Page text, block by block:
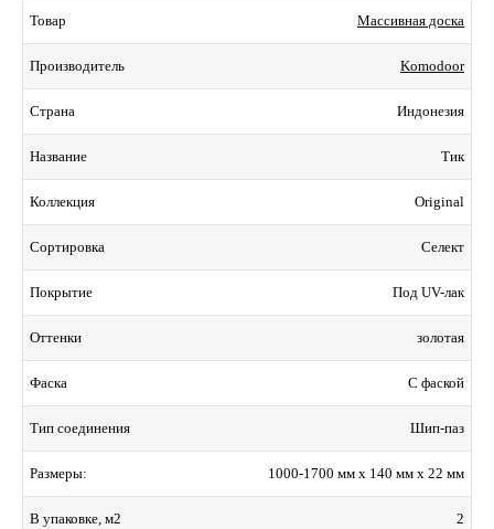
Товар Массивная доска
Производитель Komodoor
Страна Индонезия
Название Тик
Коллекция Original
Сортировка Селект
Покрытие Под UV-лак
Оттенки золотая
Фаска С фаской
Тип соединения Шип-паз
Размеры: 1000-1700 мм x 140 мм x 22 мм
В упаковке, м2 2